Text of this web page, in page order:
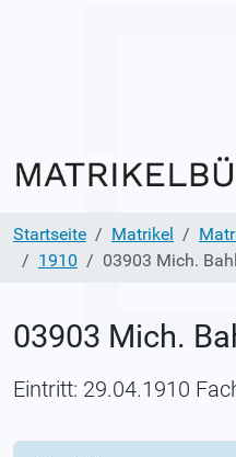
Startseite Matrikel
1910
03903 Mich.
03903 Mich.
Eintritt: 29.04.1910